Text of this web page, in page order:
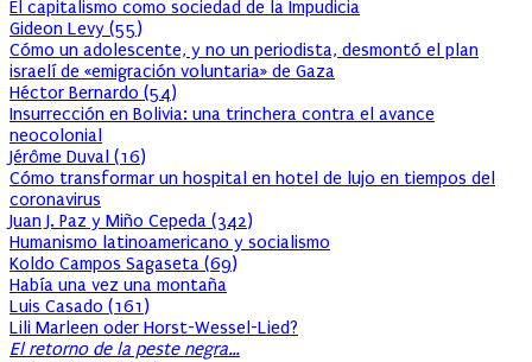
El capitalismo como sociedad de la Impudicia
Gideon Levy (55)
Cómo un adolescente, y no un periodista, desmontó el plan
israelí de «emigración voluntaria» de Gaza
Héctor Bernardo (54)
Insurrección en Bolivia: una trinchera contra el avance
neocolonial
Jérôme Duval (16)
Cómo transformar un hospital en hotel de lujo en tiempos del
coronavirus
Juan J. Paz y Miño Cepeda (342)
Humanismo latinoamericano y socialismo
Koldo Campos Sagaseta (69)
Había una vez una montaña
Luis Casado (161)
Lili Marleen oder Horst-Wessel-Lied?
El retorno de la peste negra…